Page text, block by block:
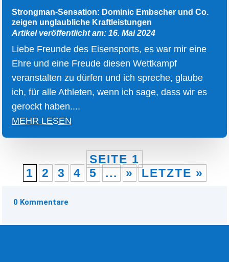
Strongman-Sensation: Dominic Embscher und Co.
zeigen unglaubliche Kraftleistungen
Artikel veröffentlicht am: 16. Mai 2024
Liebe Freunde des Eisensports, es war mir eine
Ehre und eine Freude diesen Wettkampf
veranstalten zu dürfen und ich spreche, glaube
ich, für alle Athleten, wenn ich sage, dass wir es
gerockt haben....
MEHR LESEN
SEITE 1
1
2 3 4 5 ... » LETZTE »
0 Kommentare